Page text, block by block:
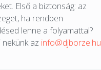
Első a biztonság: az
ha rendben
lenne a folyamattal?
nekünk az info@djborze.hu